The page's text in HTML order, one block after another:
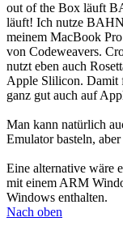
out of the Box läuft
läuft! Ich nutze
meinem MacBook
von Codeweavers.
nutzt eben auch
Apple Slilicon. Damit
ganz gut auch auf
Man kann natürlich
Emulator basteln,
Eine alternative wäre
mit einem ARM
Windows enthalten.
Nach oben